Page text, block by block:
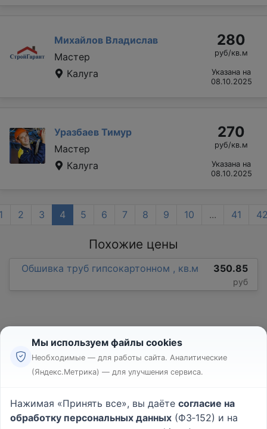
Михайлов Владислав
Мастер
Калуга
280
руб/кв.м
Указана на
08.10.2025
Уразбаев Тимур
Мастер
Калуга
270
руб/кв.м
Указана на
08.10.2025
2 3 4 5 6 7 8 9 10 ... 41
Похожие цены
Обшивка труб гипсокартонном , кв.м 350.85
руб
Реклама
Пользовательское соглашение
Политика конфиденциальности
Мы используем файлы cookies
Необходимые — для работы сайта. Аналитические
(Яндекс.Метрика) — для улучшения сервиса.
Нажимая «Принять все», вы даёте согласие на
обработку персональных данных (ФЗ‑152) и на